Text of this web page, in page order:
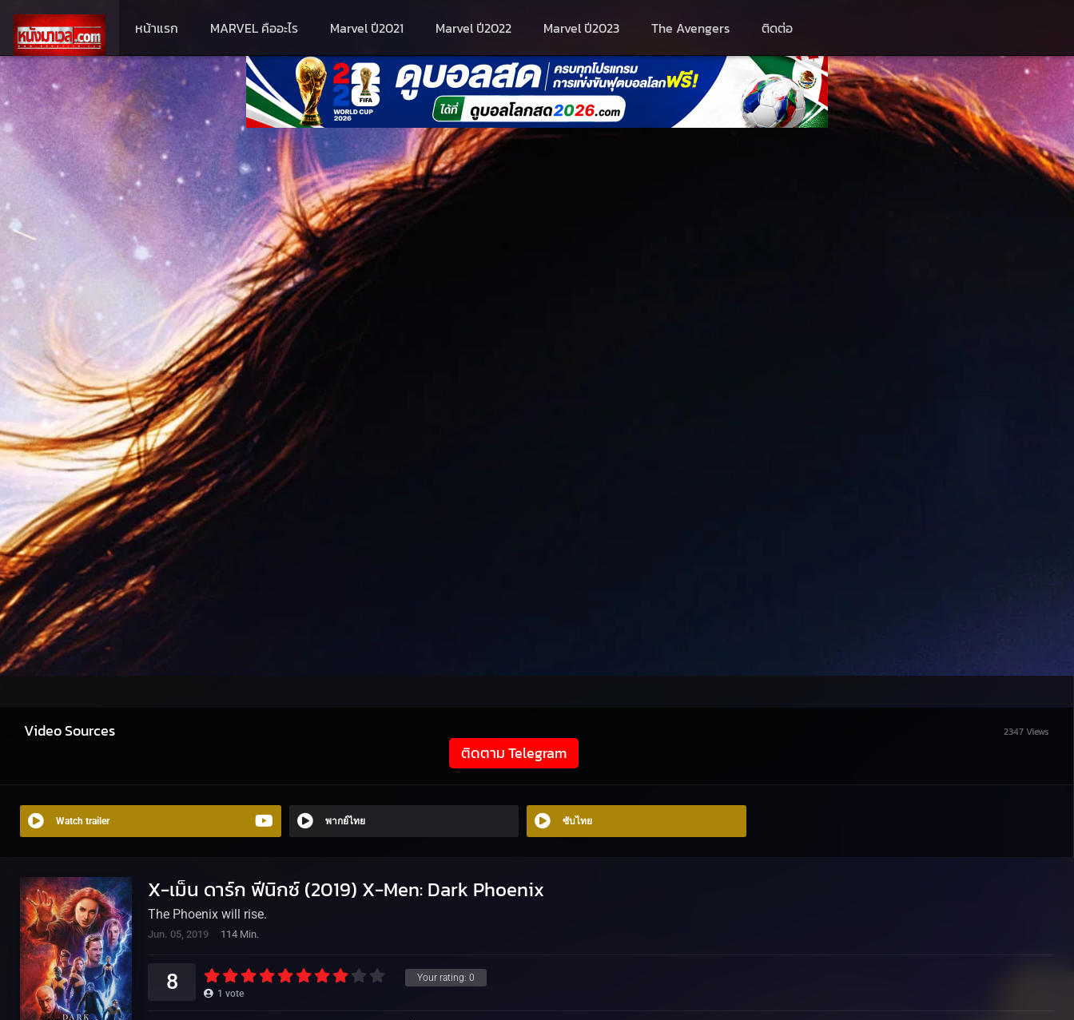
หน้าแรก MARVEL คืออะไร Marvel ปี2021 Marvel ปี2022 Marvel ปี2023 The Avengers ติดต่อ
Video Sources 2347 Views
ติดตาม Telegram
Watch trailer พากย์ไทย ซับไทย
X-เม็น ดาร์ก ฟีนิกซ์ (2019) X-Men: Dark Phoenix
The Phoenix will rise.
Jun. 05, 2019 114 Min.
Your rating: 0
8 1 vote